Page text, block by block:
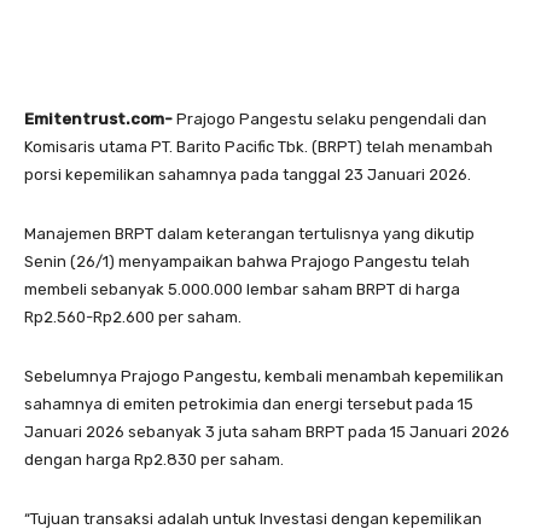
Emitentrust.com- Prajogo Pangestu selaku pengendali dan
Komisaris utama PT. Barito Pacific Tbk. (BRPT) telah menambah
porsi kepemilikan sahamnya pada tanggal 23 Januari 2026.
Manajemen BRPT dalam keterangan tertulisnya yang dikutip
Senin (26/1) menyampaikan bahwa Prajogo Pangestu telah
membeli sebanyak 5.000.000 lembar saham BRPT di harga
Rp2.560-Rp2.600 per saham.
Sebelumnya Prajogo Pangestu, kembali menambah kepemilikan
sahamnya di emiten petrokimia dan energi tersebut pada 15
Januari 2026 sebanyak 3 juta saham BRPT pada 15 Januari 2026
dengan harga Rp2.830 per saham.
“Tujuan transaksi adalah untuk Investasi dengan kepemilikan